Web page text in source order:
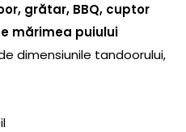
grătar, BBQ, cuptor
mărimea puiului
dimensiunile tandoorului,